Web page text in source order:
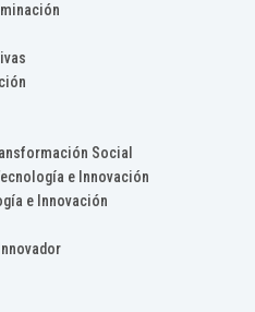
Social
e Innovación
e Innovación